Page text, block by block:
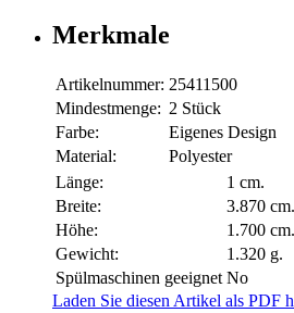
Merkmale
Artikelnummer: 25411500
Mindestmenge: 2 Stück
Farbe:
Eigenes Design
Material:
Polyester
Länge:
1 cm.
Breite:
3.870 cm.
Höhe:
1.700 cm.
Gewicht:
1.320 g.
Spülmaschinen geeignet No
Laden Sie diesen Artikel als PDF